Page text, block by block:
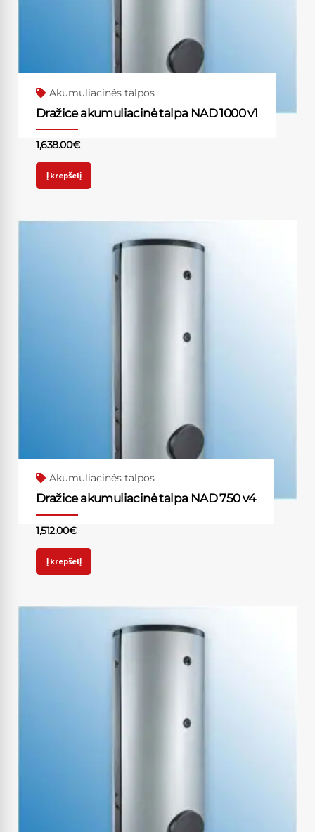
Akumuliacinės talpos
Dražice akumuliacinė talpa NAD 1000 v1
1,638.00€
Į krepšelį
Akumuliacinės talpos
Dražice akumuliacinė talpa NAD 750 v4
1,512.00€
Į krepšelį